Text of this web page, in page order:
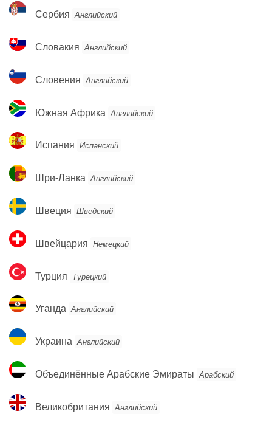
Сербия
Сербия Английский
Словакия
Словакия Английский
Словения
Словения Английский
Южная
Африка
Южная Африка Английский
Испания
Испания Испанский
Шри-
Ланка
Шри-Ланка Английский
Швеция
Швеция Шведский
Швейцария
Швейцария Немецкий
Турция
Турция Турецкий
Уганда
Уганда Английский
Украина
Украина Английский
Объединённые
Арабские
Объединённые Арабские Эмираты Арабский
Великобритания
Великобритания Английский